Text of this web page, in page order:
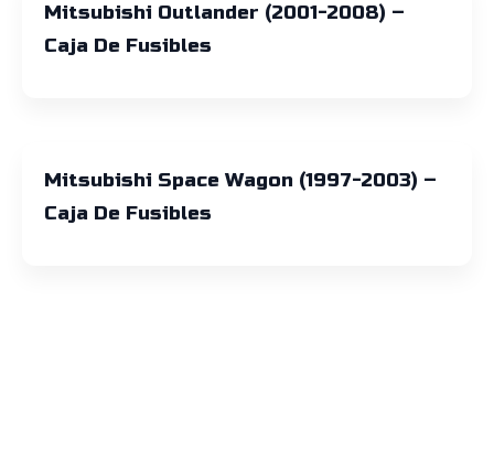
Mitsubishi Outlander (2001-2008) –
Caja De Fusibles
Mitsubishi Space Wagon (1997-2003) –
Caja De Fusibles